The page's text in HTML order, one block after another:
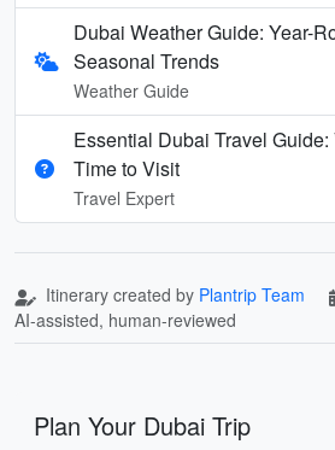
Dubai Weather Guide: Year-
Seasonal Trends
Weather Guide
Essential Dubai Travel
Time to Visit
Travel Expert
Itinerary created by Plantrip Team
AI-assisted, human-reviewed
Plan Your Dubai Trip